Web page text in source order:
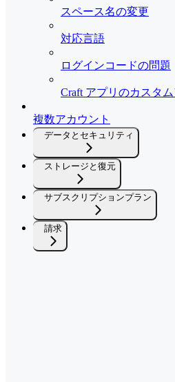
スペース名の変更
対応言語
ログインコードの問題
Craft アプリのカスタ
複数アカウント
データとセキュリティ
ストレージと復元
サブスクリプションプラン
請求